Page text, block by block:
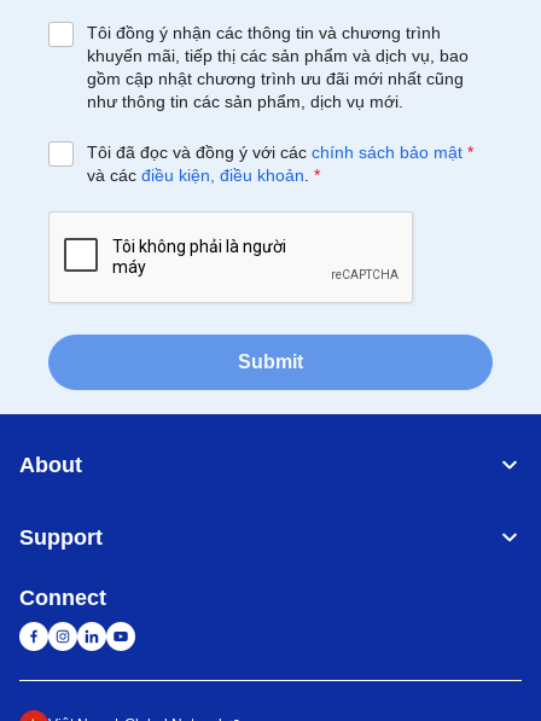
Tôi đồng ý nhận các thông tin và chương trình
khuyến mãi, tiếp thị các sản phẩm và dịch vụ, bao
gồm cập nhật chương trình ưu đãi mới nhất cũng
như thông tin các sản phẩm, dịch vụ mới.
Tôi đã đọc và đồng ý với các chính sách bảo mật *
và các điều kiện, điều khoản *
Submit
About
Support
Connect